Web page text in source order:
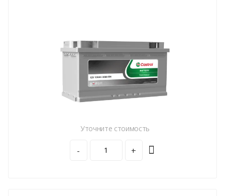
Уточните стоимость
- +